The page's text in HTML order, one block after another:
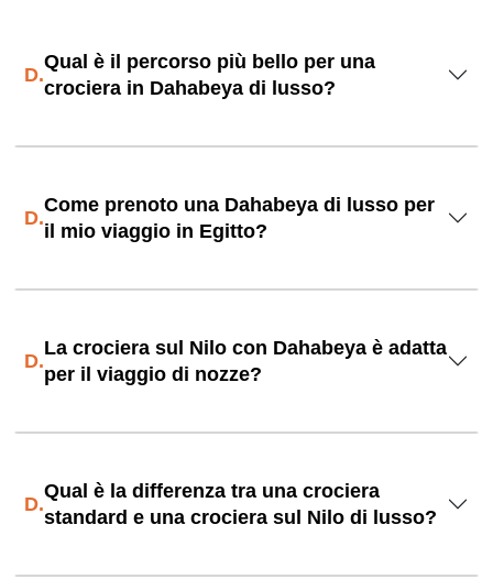
D.
Qual è il percorso più bello per una
crociera in Dahabeya di lusso?
D.
Come prenoto una Dahabeya di lusso per
il mio viaggio in Egitto?
D.
La crociera sul Nilo con Dahabeya è adatta
per il viaggio di nozze?
D.
Qual è la differenza tra una crociera
standard e una crociera sul Nilo di lusso?